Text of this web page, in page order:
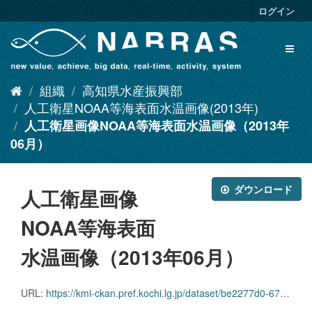
キ
ログイン
組織
高知県水産振興部
人工衛星NOAA等海表面水温画像(2013年)
人工衛星画像NOAA等海表面水温画像（2013年
06月）
ダウンロード
人工衛星画像
NOAA等海表面
水温画像（2013年06月）
URL: https://kmi-ckan.pref.kochi.lg.jp/dataset/be2277d0-6713-4316-91ec-312baaceae6c/resource/25dd54e0-2165-4b8f-9c50-44663c01e03a/download/jinkoueiseigazounoaanadokaihyoutsuramizuongazou2013-06.zip